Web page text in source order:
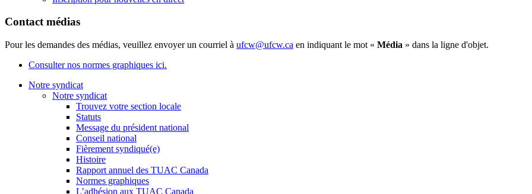
Contact médias
Pour les demandes des médias, veuillez envoyer un courriel à ufcw@ufcw.ca en indiquant le mot « Média » dans la ligne d'objet.
Consulter nos normes graphiques ici.
Notre syndicat
Notre syndicat
Trouvez votre section locale
Statuts
Message du président national
Conseil national
Fièrement syndiqué(e)
Histoire
Rapport annuel des TUAC Canada
Normes graphiques
L’adhésion aux TUAC Canada